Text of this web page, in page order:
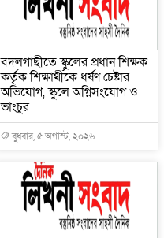
বদলগাছীতে স্কুলের প্রধান শিক্ষক
কর্তৃক শিক্ষার্থীকে ধর্ষণ চেষ্টার
অভিযোগ, স্কুলে অগ্নিসংযোগ ও
ভাংচুর
বুধবার, ৫ অগাস্ট, ২০২৬